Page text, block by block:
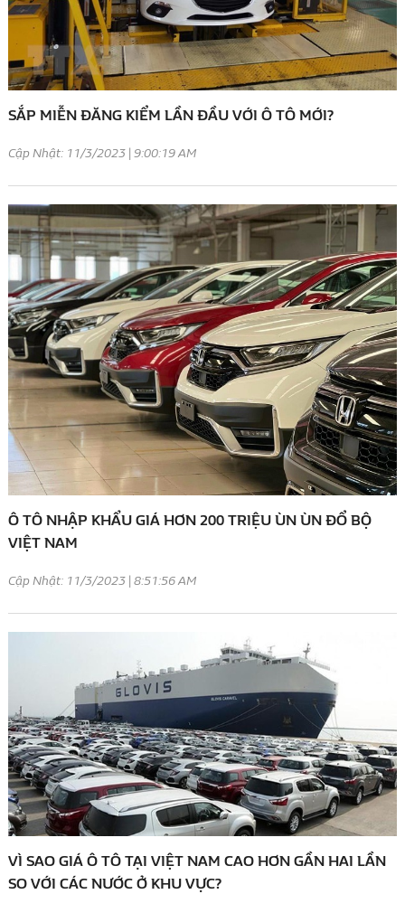
SẮP MIỄN ĐĂNG KIỂM LẦN ĐẦU VỚI Ô TÔ MỚI?
Cập Nhật: 11/3/2023 | 9:00:19 AM
Ô TÔ NHẬP KHẨU GIÁ HƠN 200 TRIỆU ÙN ÙN ĐỔ BỘ
VIỆT NAM
Cập Nhật: 11/3/2023 | 8:51:56 AM
VÌ SAO GIÁ Ô TÔ TẠI VIỆT NAM CAO HƠN GẦN HAI LẦN
SO VỚI CÁC NƯỚC Ở KHU VỰC?